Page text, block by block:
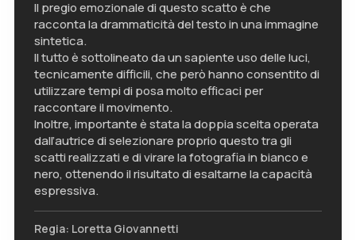
Il pregio emozionale di questo scatto è che
racconta la drammaticità del testo in una immagine
sintetica.
Il tutto è sottolineato da un sapiente uso delle luci,
tecnicamente difficili, che però hanno consentito di
utilizzare tempi di posa molto efficaci per
raccontare il movimento.
Inoltre, importante è stata la doppia scelta operata
dall’autrice di selezionare proprio questo tra gli
scatti realizzati e di virare la fotografia in bianco e
nero, ottenendo il risultato di esaltarne la capacità
espressiva.
Regia: Loretta Giovannetti